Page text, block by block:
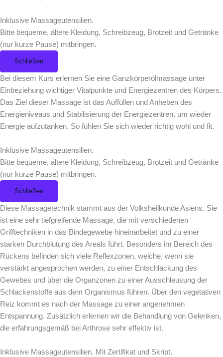
Inklusive Massageutensilien.
Bitte bequeme, ältere Kleidung, Schreibzeug, Brotzeit und Getränke
(nur kurze Pause) mitbringen.
Schließen
Bei diesem Kurs erlernen Sie eine Ganzkörperölmassage unter
Einbeziehung wichtiger Vitalpunkte und Energiezentren des Körpers.
Das Ziel dieser Massage ist das Auffüllen und Anheben des
Energieniveaus und Stabilisierung der Energiezentren, um wieder
Energie aufzutanken. So fühlen Sie sich wieder richtig wohl und fit.
Inklusive Massageutensilien.
Bitte bequeme, ältere Kleidung, Schreibzeug, Brotzeit und Getränke
(nur kurze Pause) mitbringen.
Schließen
Diese Massagetechnik stammt aus der Volksheilkunde Asiens. Sie
ist eine sehr tiefgreifende Massage, die mit verschiedenen
Grifftechniken in das Bindegewebe hineinarbeitet und zu einer
starken Durchblutung des Areals führt. Besonders im Bereich des
Rückens befinden sich viele Reflexzonen, welche, wenn sie
verstärkt angesprochen werden, zu einer Entschlackung des
Gewebes und über die Organzonen zu einer Ausschleusung der
Schlackenstoffe aus dem Organismus führen. Über den vegetativen
Reiz kommt es nach der Massage zu einer angenehmen
Entspannung. Zusätzlich erlernen wir die Behandlung von Gelenken,
die erfahrungsgemäß bei Arthrose sehr effektiv ist.
Inklusive Massageutensilien. Mit Zertifikat und Skript.